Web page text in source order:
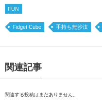
FUN
Fidget Cube 手持ち無沙汰
関連記事
関連する投稿はまだありません。